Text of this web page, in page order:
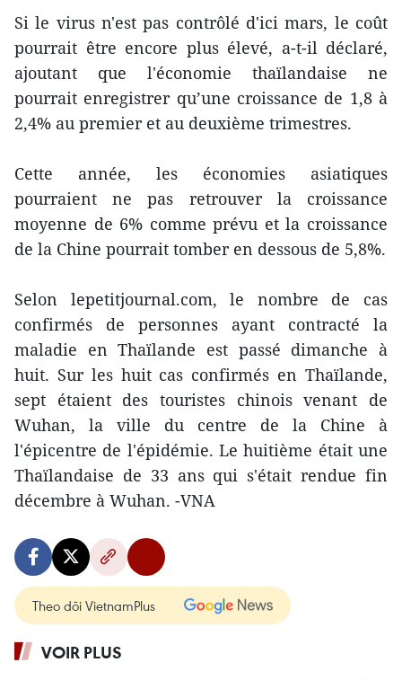
Si le virus n'est pas contrôlé d'ici mars, le coût
pourrait être encore plus élevé, a-t-il déclaré,
ajoutant que l'économie thaïlandaise ne
pourrait enregistrer qu’une croissance de 1,8 à
2,4% au premier et au deuxième trimestres.
Cette année, les économies asiatiques
pourraient ne pas retrouver la croissance
moyenne de 6% comme prévu et la croissance
de la Chine pourrait tomber en dessous de 5,8%.
Selon lepetitjournal.com, le nombre de cas
confirmés de personnes ayant contracté la
maladie en Thaïlande est passé dimanche à
huit. Sur les huit cas confirmés en Thaïlande,
sept étaient des touristes chinois venant de
Wuhan, la ville du centre de la Chine à
l'épicentre de l'épidémie. Le huitième était une
Thaïlandaise de 33 ans qui s'était rendue fin
décembre à Wuhan. -VNA
Theo dõi VietnamPlus
VOIR PLUS